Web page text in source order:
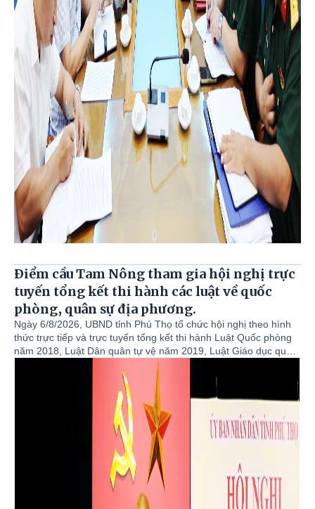
Điểm cầu Tam Nông tham gia hội nghị trực
tuyến tổng kết thi hành các luật về quốc
phòng, quân sự địa phương.
Ngày 6/8/2026, UBND tỉnh Phú Thọ tổ chức hội nghị theo hình
thức trực tiếp và trực tuyến tổng kết thi hành Luật Quốc phòng
năm 2018, Luật Dân quân tự vệ năm 2019, Luật Giáo dục quốc
phòng - an ninh năm 2013. Hội nghị được tổ chức theo hình
thức trực tiếp kết hợp trực tuyến từ điểm cầu UBND tỉnh đến
148 điểm cầu xã, phường. Đồng chí Nguyễn Khắc Hiếu - Tỉnh
ủy viên, Phó Chủ tịch UBND tỉnh dự và chỉ đạo hội nghị. Tham
dự hội nghị tại điểm cầu xã Tam Nông có đồng chí Nguyễn Tuấn
Ngọc - Phó Bí thư Thường trực Đảng ủy; các đồng chí lãnh đạo
Ủy ban nhân dân xã. Chủ tịch, các Phó Chủ tịch Ủy ban Mặt
trận Tổ quốc Việt Nam xã. Trưởng Công an xã. Lãnh đạo, cán
bộ Ban chỉ huy Quân sự xã. Đại diện lãnh đạo các phòng
chuyên môn thuộc UBND xã.